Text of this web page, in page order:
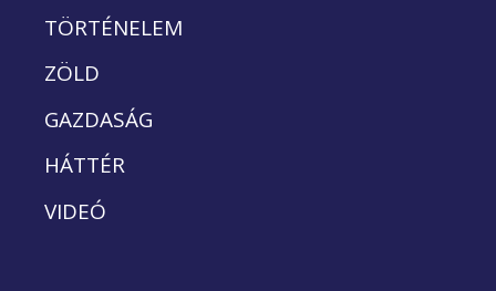
TÖRTÉNELEM
ZÖLD
GAZDASÁG
HÁTTÉR
VIDEÓ